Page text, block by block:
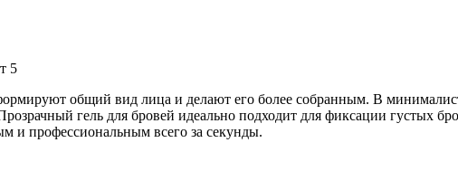
общий вид лица и делают его более собранным. В
гель для бровей идеально подходит для фиксации густых
и профессиональным всего за секунды.